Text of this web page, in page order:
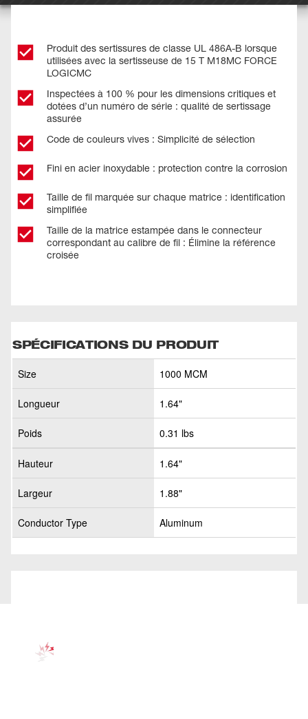
Produit des sertissures de classe UL 486A-B lorsque
utilisées avec la sertisseuse de 15 T M18MC FORCE
LOGICMC
Inspectées à 100 % pour les dimensions critiques et
dotées d’un numéro de série : qualité de sertissage
assurée
Code de couleurs vives : Simplicité de sélection
Fini en acier inoxydable : protection contre la corrosion
Taille de fil marquée sur chaque matrice : identification
simplifiée
Taille de la matrice estampée dans le connecteur
correspondant au calibre de fil : Élimine la référence
croisée
SPÉCIFICATIONS DU PRODUIT
Size 1000 MCM
Longueur 1.64"
Poids 0.31 lbs
Hauteur 1.64"
Largeur 1.88"
Conductor Type Aluminum